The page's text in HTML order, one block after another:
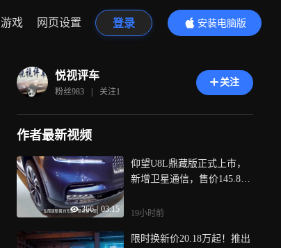
游戏 网页设置 登录
安装电脑版
内容更精彩
悦视评车
粉丝983 | 关注1
关注
作者最新视频
366 03:15
仰望U8L鼎藏版正式上市，
新增卫星通信，售价145.8万
19小时前
限时换新价20.18万起！推出